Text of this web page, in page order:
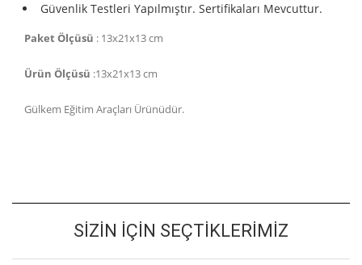
Güvenlik Testleri Yapılmıştır. Sertifikaları Mevcuttur.
Paket Ölçüsü : 13x21x13 cm
Ürün Ölçüsü :13x21x13 cm
Gülkem Eğitim Araçları Ürünüdür.
SIZIN İÇIN SEÇTIKLERIMIZ